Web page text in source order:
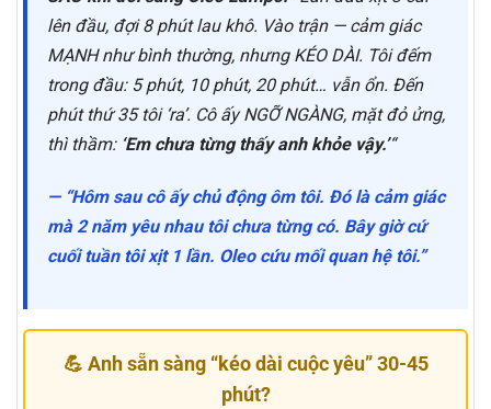
lên đầu, đợi 8 phút lau khô. Vào trận — cảm giác
MẠNH như bình thường, nhưng KÉO DÀI. Tôi đếm
trong đầu: 5 phút, 10 phút, 20 phút… vẫn ổn. Đến
phút thứ 35 tôi ‘ra’. Cô ấy NGỠ NGÀNG, mặt đỏ ửng,
thì thầm: ‘Em chưa từng thấy anh khỏe vậy.’“
— “Hôm sau cô ấy chủ động ôm tôi. Đó là cảm giác
mà 2 năm yêu nhau tôi chưa từng có. Bây giờ cứ
cuối tuần tôi xịt 1 lần. Oleo cứu mối quan hệ tôi.”
💪 Anh sẵn sàng “kéo dài cuộc yêu” 30-45
phút?